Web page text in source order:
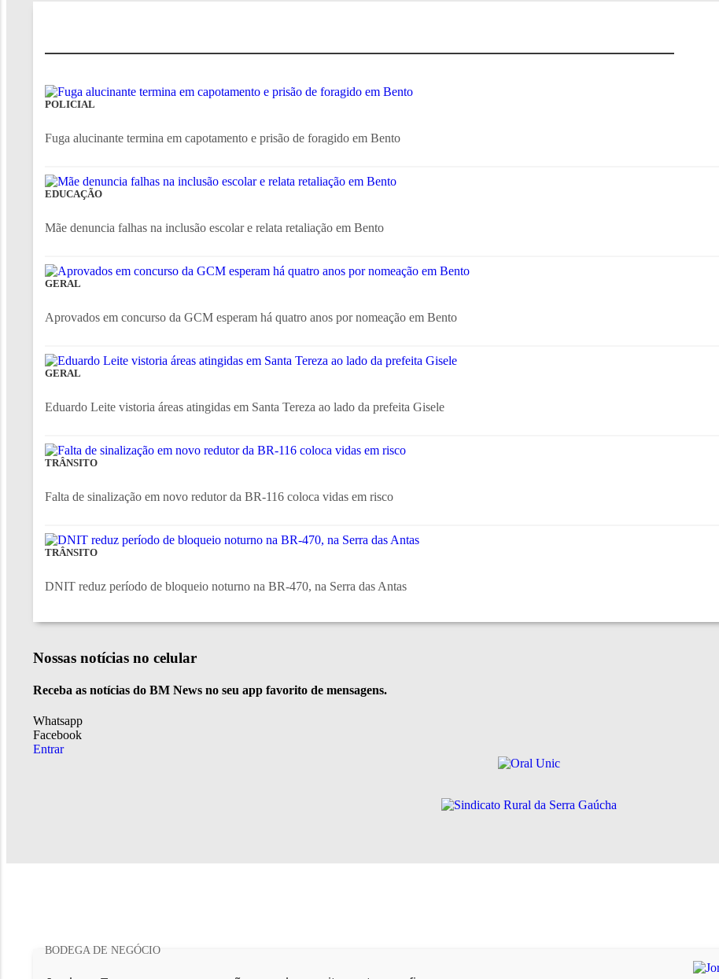
POLICIAL
Fuga alucinante termina em capotamento e prisão de foragido em Bento
EDUCAÇÃO
Mãe denuncia falhas na inclusão escolar e relata retaliação em Bento
GERAL
Aprovados em concurso da GCM esperam há quatro anos por nomeação em Bento
GERAL
Eduardo Leite vistoria áreas atingidas em Santa Tereza ao lado da prefeita Gisele
TRÂNSITO
Falta de sinalização em novo redutor da BR-116 coloca vidas em risco
TRÂNSITO
DNIT reduz período de bloqueio noturno na BR-470, na Serra das Antas
Nossas notícias no celular
Receba as notícias do BM News no seu app favorito de mensagens.
Whatsapp
Facebook
Entrar
BODEGA DE NEGÓCIO